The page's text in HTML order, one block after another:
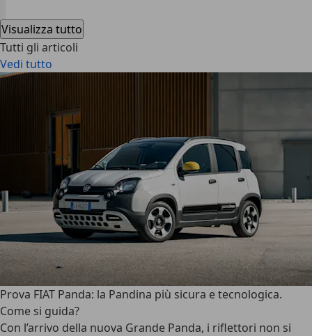
Visualizza tutto
Tutti gli articoli
Vedi tutto
Prova FIAT Panda: la Pandina più sicura e tecnologica.
Come si guida?
Con l’arrivo della nuova Grande Panda, i riflettori non si